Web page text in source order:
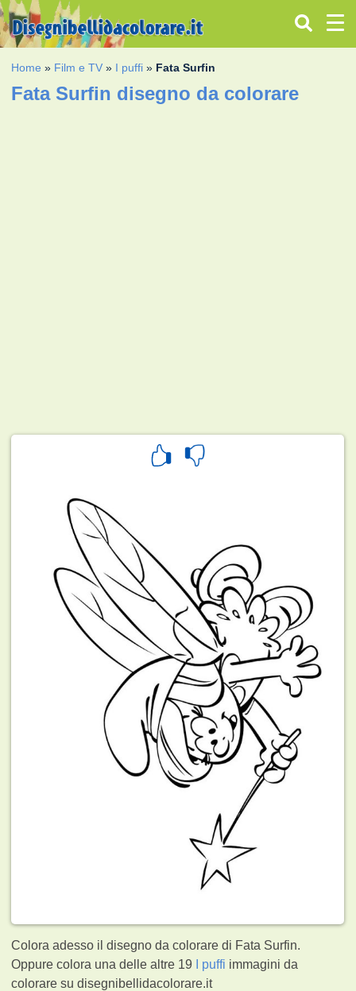
Home » Film e TV » I puffi » Fata Surfin
Fata Surfin disegno da colorare
Colora adesso il disegno da colorare di Fata Surfin.
Oppure colora una delle altre 19
I puffi immagini da
colorare su disegnibellidacolorare.it